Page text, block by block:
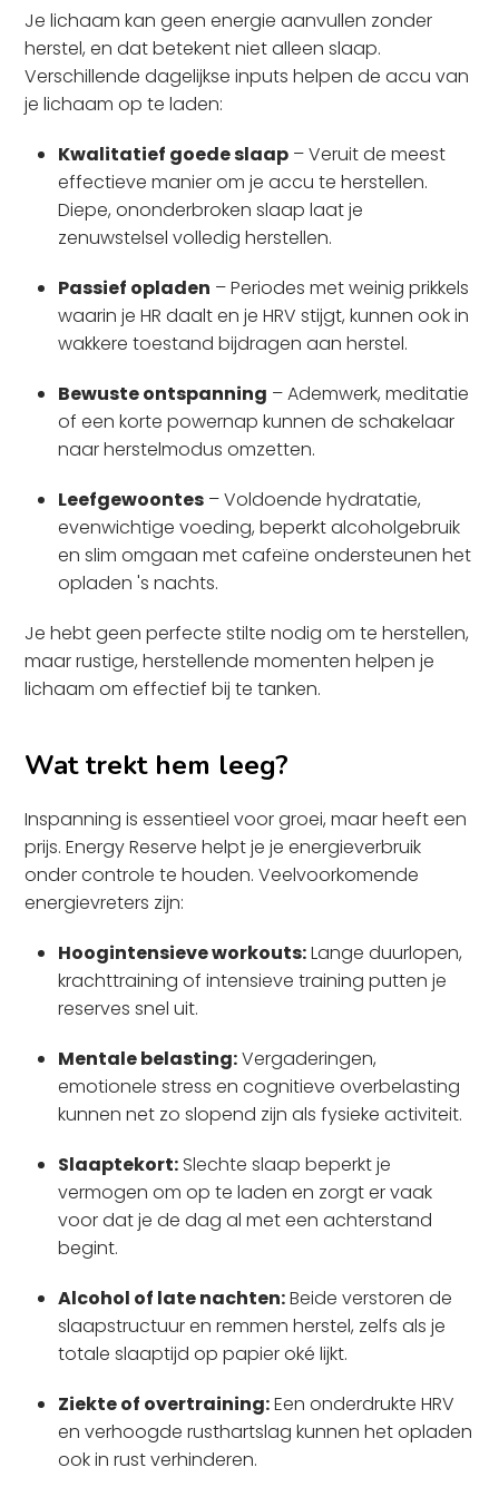
Je lichaam kan geen energie aanvullen zonder
herstel, en dat betekent niet alleen slaap.
Verschillende dagelijkse inputs helpen de accu van
je lichaam op te laden:
Kwalitatief goede slaap – Veruit de meest
effectieve manier om je accu te herstellen.
Diepe, ononderbroken slaap laat je
zenuwstelsel volledig herstellen.
Passief opladen – Periodes met weinig prikkels
waarin je HR daalt en je HRV stijgt, kunnen ook in
wakkere toestand bijdragen aan herstel.
Bewuste ontspanning – Ademwerk, meditatie
of een korte powernap kunnen de schakelaar
naar herstelmodus omzetten.
Leefgewoontes – Voldoende hydratatie,
evenwichtige voeding, beperkt alcoholgebruik
en slim omgaan met cafeïne ondersteunen het
opladen 's nachts.
Je hebt geen perfecte stilte nodig om te herstellen,
maar rustige, herstellende momenten helpen je
lichaam om effectief bij te tanken.
Wat trekt hem leeg?
Inspanning is essentieel voor groei, maar heeft een
prijs. Energy Reserve helpt je je energieverbruik
onder controle te houden. Veelvoorkomende
energievreters zijn:
Hoogintensieve workouts:Lange duurlopen,
krachttraining of intensieve training putten je
reserves snel uit.
Mentale belasting:Vergaderingen,
emotionele stress en cognitieve overbelasting
kunnen net zo slopend zijn als fysieke activiteit.
Slaaptekort: Slechte slaap beperkt je
vermogen om op te laden en zorgt er vaak
voor dat je de dag al met een achterstand
begint.
Alcohol of late nachten:Beide verstoren de
slaapstructuur en remmen herstel, zelfs als je
totale slaaptijd op papier oké lijkt.
Ziekte of overtraining:Een onderdrukte HRV
en verhoogde rusthartslag kunnen het opladen
ook in rust verhinderen.